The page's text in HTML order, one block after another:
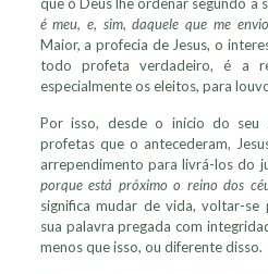
é meu, e, sim, daquele que me
Maior, a profecia de Jesus, o
todo profeta verdadeiro, é a
especialmente os eleitos, para
Por isso, desde o início do seu
profetas que o antecederam,
arrependimento para livrá-los do
porque está próximo o reino dos
significa mudar de vida, voltar-se
sua palavra pregada com
menos que isso, ou diferente disso.